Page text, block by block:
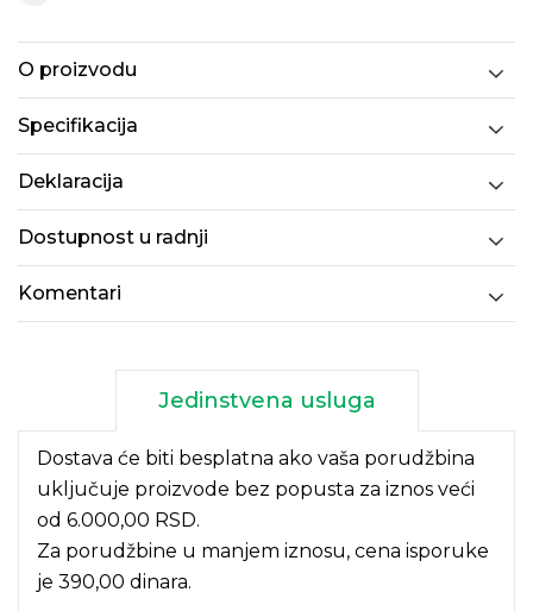
O proizvodu
Specifikacija
Deklaracija
Dostupnost u radnji
Komentari
Jedinstvena usluga
Dostava će biti besplatna ako vaša porudžbina
uključuje proizvode bez popusta za iznos veći
od 6.000,00 RSD.
Za porudžbine u manjem iznosu, cena isporuke
je 390,00 dinara.